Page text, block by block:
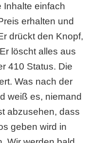
Inhalte einfach
erhalten und
drückt den Knopf,
löscht alles aus
410 Status. Die
Was nach der
weiß es, niemand
abzusehen, dass
geben wird in